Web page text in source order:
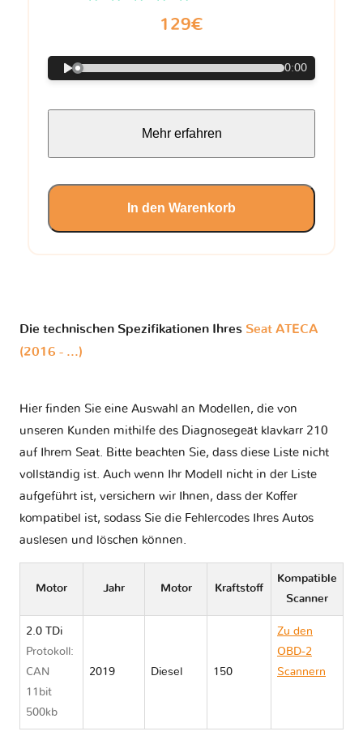
129€
0:00
Mehr erfahren
In den Warenkorb
Die technischen Spezifikationen Ihres Seat ATECA
(2016 - ...)
Hier finden Sie eine Auswahl an Modellen, die von
unseren Kunden mithilfe des Diagnosegeät klavkarr 210
auf Ihrem Seat. Bitte beachten Sie, dass diese Liste nicht
vollständig ist. Auch wenn Ihr Modell nicht in der Liste
aufgeführt ist, versichern wir Ihnen, dass der Koffer
kompatibel ist, sodass Sie die Fehlercodes Ihres Autos
auslesen und löschen können.
Motor Jahr Motor Kraftstoff
Kompatible
Scanner
2.0 TDi
Protokoll:
CAN
11bit
500kb
2019 Diesel 150
Zu den
OBD-2
Scannern